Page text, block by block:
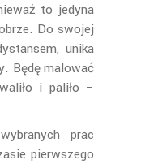
to jedyna
Do swojej
unika
Będę malować
i paliło –
prac
pierwszego